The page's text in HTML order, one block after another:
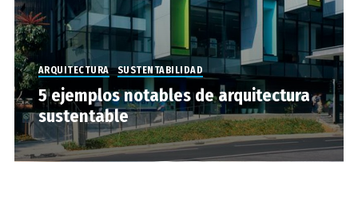
ARQUITECTURA SUSTENTABILIDAD
5 ejemplos notables de arquitectura
sustentable